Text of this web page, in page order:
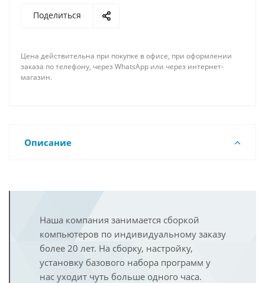
Поделиться
Цена действительна при покупке в офисе, при оформлении
заказа по телефону, через WhatsApp или через интернет-
магазин.
Описание
Наша компания занимается сборкой
компьютеров по индивидуальному заказу
более 20 лет. На сборку, настройку,
установку базового набора программ у
нас уходит чуть больше одного часа.